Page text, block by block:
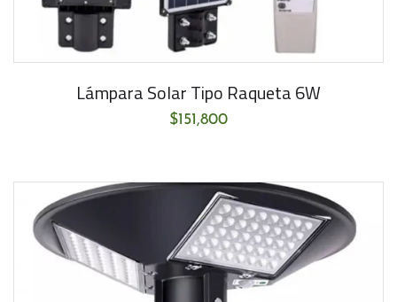
Lámpara Solar Tipo Raqueta 6W
$151,800